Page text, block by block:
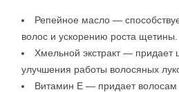
Репейное масло —
волос и ускорению роста щетины.
Хмельной экстракт — придает
улучшения работы волосяных
Витамин Е — придает волосам